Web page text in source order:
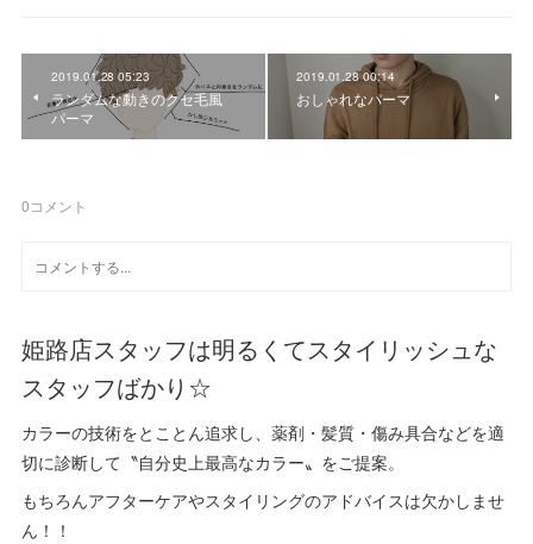
2019.01.28 05:23
ランダムな動きのクセ毛風
パーマ
2019.01.28 00:14
おしゃれなパーマ
0コメント
姫路店スタッフは明るくてスタイリッシュな
スタッフばかり☆
カラーの技術をとことん追求し、薬剤・髪質・傷み具合などを適
切に診断して〝自分史上最高なカラー〟をご提案。
もちろんアフターケアやスタイリングのアドバイスは欠かしませ
ん！！